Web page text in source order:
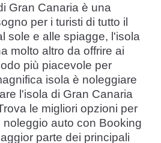
Gran Canaria è una
per i turisti di tutto il
sole e alle spiagge, l'isola
molto altro da offrire ai
più piacevole per
isola è noleggiare
l'isola di Gran Canaria
le migliori opzioni per
auto con Booking
parte dei principali